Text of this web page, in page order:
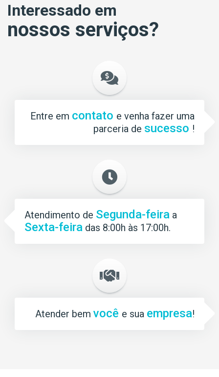
Interessado em
nossos serviços?
Entre em contato e venha fazer uma
parceria de sucesso !
Atendimento de Segunda-feira a
Sexta-feira das 8:00h às 17:00h.
Atender bem você e sua empresa!